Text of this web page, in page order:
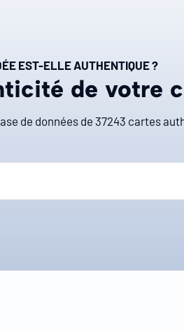
EST-ELLE AUTHENTIQUE ?
de votre
de données de 37243 cartes